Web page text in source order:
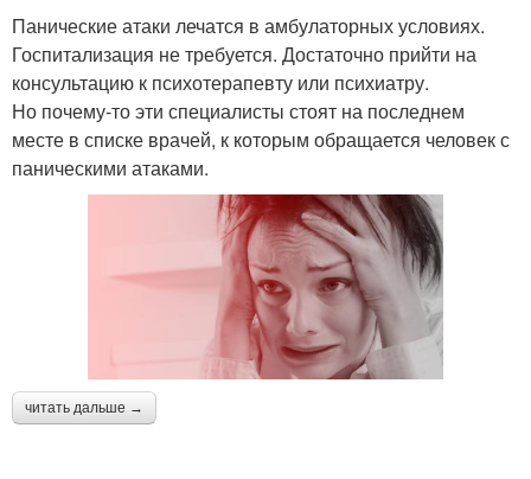
Панические атаки лечатся в амбулаторных условиях.
Госпитализация не требуется. Достаточно прийти на
консультацию к психотерапевту или психиатру.
Но почему-то эти специалисты стоят на последнем
месте в списке врачей, к которым обращается человек с
паническими атаками.
читать дальше →